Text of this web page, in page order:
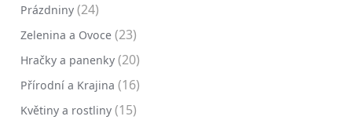
Prázdniny (24)
Zelenina a Ovoce (23)
Hračky a panenky (20)
Přírodní a Krajina (16)
Květiny a rostliny (15)